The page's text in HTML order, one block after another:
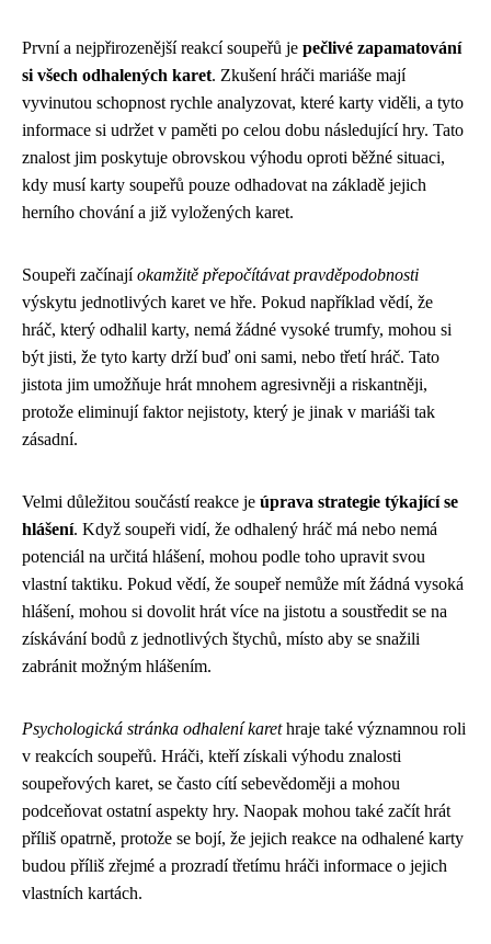
První a nejpřirozenější reakcí soupeřů je pečlivé zapamatování
si všech odhalených karet. Zkušení hráči mariáše mají
vyvinutou schopnost rychle analyzovat, které karty viděli, a tyto
informace si udržet v paměti po celou dobu následující hry. Tato
znalost jim poskytuje obrovskou výhodu oproti běžné situaci,
kdy musí karty soupeřů pouze odhadovat na základě jejich
herního chování a již vyložených karet.
Soupeři začínajíokamžitě přepočítávat pravděpodobnosti
výskytu jednotlivých karet ve hře. Pokud například vědí, že
hráč, který odhalil karty, nemá žádné vysoké trumfy, mohou si
být jisti, že tyto karty drží buď oni sami, nebo třetí hráč. Tato
jistota jim umožňuje hrát mnohem agresivněji a riskantněji,
protože eliminují faktor nejistoty, který je jinak v mariáši tak
zásadní.
Velmi důležitou součástí reakce je úprava strategie týkající se
hlášení. Když soupeři vidí, že odhalený hráč má nebo nemá
potenciál na určitá hlášení, mohou podle toho upravit svou
vlastní taktiku. Pokud vědí, že soupeř nemůže mít žádná vysoká
hlášení, mohou si dovolit hrát více na jistotu a soustředit se na
získávání bodů z jednotlivých štychů, místo aby se snažili
zabránit možným hlášením.
Psychologická stránka odhalení karethraje také významnou roli
v reakcích soupeřů. Hráči, kteří získali výhodu znalosti
soupeřových karet, se často cítí sebevědoměji a mohou
podceňovat ostatní aspekty hry. Naopak mohou také začít hrát
příliš opatrně, protože se bojí, že jejich reakce na odhalené karty
budou příliš zřejmé a prozradí třetímu hráči informace o jejich
vlastních kartách.